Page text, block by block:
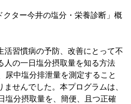
クター今井の塩分・栄養診断」概
活習慣病の予防、改善にとって不
人の一日塩分摂取量を知る方法
尿中塩分排泄量を測定すること
ませんでした。本プログラムは、
塩分摂取量を、簡便、且つ正確